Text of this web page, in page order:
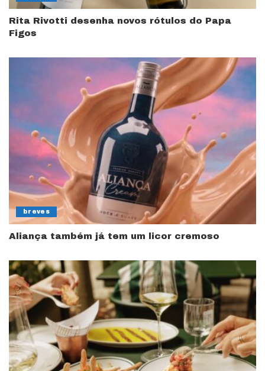
Rita Rivotti desenha novos rótulos do Papa
Figos
breves
Aliança também já tem um licor cremoso